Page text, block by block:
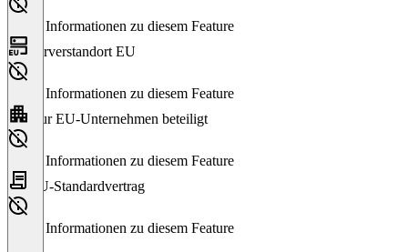
Keine Informationen zu diesem Feature
Serverstandort EU
Keine Informationen zu diesem Feature
Nur EU-Unternehmen beteiligt
Keine Informationen zu diesem Feature
EU-Standardvertrag
Keine Informationen zu diesem Feature